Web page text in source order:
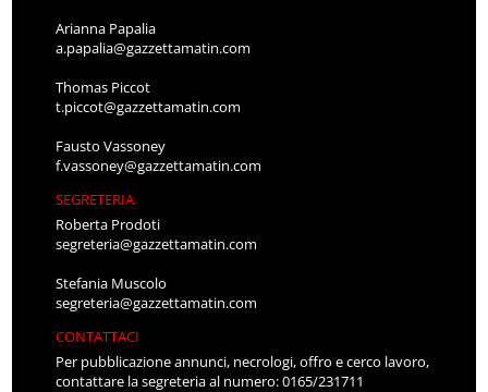
Arianna Papalia
a.papalia@gazzettamatin.com
Thomas Piccot
t.piccot@gazzettamatin.com
Fausto Vassoney
f.vassoney@gazzettamatin.com
SEGRETERIA
Roberta Prodoti
segreteria@gazzettamatin.com
Stefania Muscolo
segreteria@gazzettamatin.com
CONTATTACI
Per pubblicazione annunci, necrologi, offro e cerco lavoro,
contattare la segreteria al numero: 0165/231711